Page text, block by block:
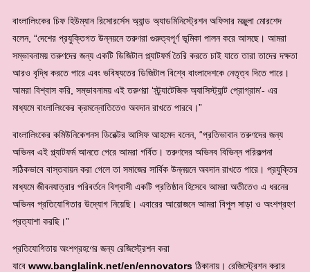
বাংলালিংকের চিফ হিউম্যান রিসোরর্সেস অ্যান্ড অ্যাডমিনিস্ট্রেশন অফিসার মঞ্জুলা মোরশেদ
বলেন, “দেশের প্রযুক্তিগত উন্নয়নে তরুণরা গুরুত্বপূর্ণ ভূমিকা পালন করে আসছে। আমরা
সম্ভাবনাময় তরুণদের জন্য একটি ডিজিটাল প্ল্যাটফর্ম তৈরি করতে চাই যাতে তারা তাদের দক্ষতা
আরও বৃদ্ধি করতে পারে এবং ভবিষ্যতের ডিজিটাল বিশ্বে বাংলাদেশকে নেতৃত্ব দিতে পারে।
আমরা বিশ্বাস করি, সম্ভাবনাময় এই তরুণরা ‘স্ট্র্যাটেজিক অ্যাসিস্ট্যান্ট প্রোগ্রাম’- এর
মাধ্যমে বাংলালিংকের ক্রমন্নোতিতেও অবদান রাখতে পারবে।”
বাংলালিংকের কমিউনিকেশনস ডিরেক্টর আসিফ আহমেদ বলেন, “প্রতিভাবান তরুণদের জন্য
অভিনব এই প্ল্যাটফর্ম আনতে পেরে আমরা গর্বিত। তরুণদের অভিনব বিভিন্ন পরিকল্পনা
সঠিকভাবে বাস্তবায়ন করা গেলে তা সমাজের সার্বিক উন্নয়নে অবদান রাখতে পারে। প্রযুক্তির
মাধ্যমে জীবনযাত্রার পরিবর্তনে বিশ্বাসী একটি প্রতিষ্ঠান হিসেবে আমরা অতীতেও এ ধরনের
অভিনব প্রতিযোগিতার উদ্যোগ নিয়েছি। এবারের আয়োজনে আমরা বিপুল সাড়া ও অংশগ্রহণ
প্রত্যাশা করছি।”
প্রতিযোগিতায় অংশগ্রহণের জন্য রেজিস্ট্রেশন করা
যাবে www.banglalink.net/en/ennovators ঠিকানায়। রেজিস্ট্রেশন করার